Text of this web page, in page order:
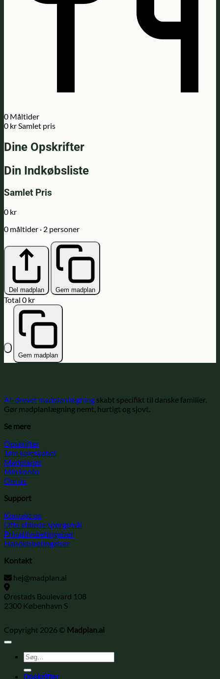
0 Måltider
0 krSamlet pris
Dine Opskrifter
Din Indkøbsliste
Samlet Pris
0 kr
0 måltider · 2 personer
Del madplan Gem madplan
Total 0 kr
Gem madplan
AI-drevet madplanlægning skabt specifikt til danske familier.
Gør madplanlægning nemt, hurtigt og sjovt.
Se mere
Opskrifter
Tøm køleskabet
Madplaner
Min konto
Om os
Support
Kontakt os
Ofte stillede spørgsmål
Privatlivsbetingelser
Handelsbetingelser
Kontakt
hej@madplan.ai
Ørestads Boulevard 108
2300 København S
Copyright 2026 © Madplan.ai
Søg
efter:
Opskrifter